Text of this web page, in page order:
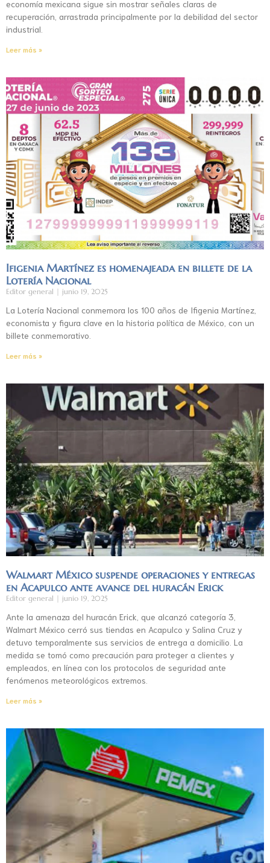
economía mexicana sigue sin mostrar señales claras de
recuperación, arrastrada principalmente por la debilidad del sector
industrial.
Leer más »
Ifigenia Martínez es homenajeada en billete de la
Lotería Nacional
Editor general junio 19, 2025
La Lotería Nacional conmemora los 100 años de Ifigenia Martínez,
economista y figura clave en la historia política de México, con un
billete conmemorativo.
Leer más »
Walmart México suspende operaciones y entregas
en Acapulco ante avance del huracán Erick
Editor general junio 19, 2025
Ante la amenaza del huracán Erick, que alcanzó categoría 3,
Walmart México cerró sus tiendas en Acapulco y Salina Cruz y
detuvo temporalmente sus servicios de entrega a domicilio. La
medida se tomó como precaución para proteger a clientes y
empleados, en línea con los protocolos de seguridad ante
fenómenos meteorológicos extremos.
Leer más »